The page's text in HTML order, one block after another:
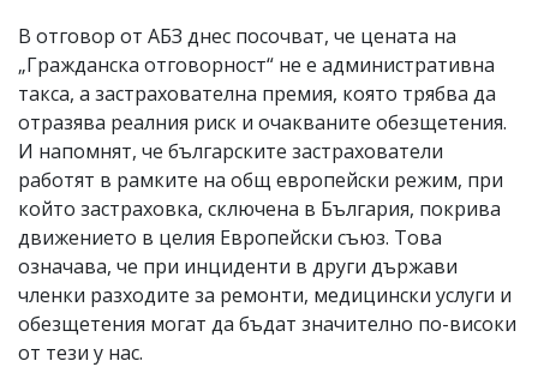
В отговор от АБЗ днес посочват, че цената на
„Гражданска отговорност“ не е административна
такса, а застрахователна премия, която трябва да
отразява реалния риск и очакваните обезщетения.
И напомнят, че българските застрахователи
работят в рамките на общ европейски режим, при
който застраховка, сключена в България, покрива
движението в целия Европейски съюз. Това
означава, че при инциденти в други държави
членки разходите за ремонти, медицински услуги и
обезщетения могат да бъдат значително по-високи
от тези у нас.